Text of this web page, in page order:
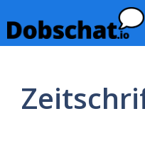
Inhalt
springen